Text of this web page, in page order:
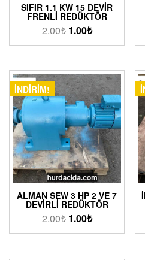
SIFIR 1.1 KW 15 DEVIR
FRENLI REDÜKTÖR
2.00₺ 1.00₺
İNDIRIM!
ALMAN SEW 3 HP 2 VE 7
DEVIRLI REDÜKTÖR
2.00₺ 1.00₺